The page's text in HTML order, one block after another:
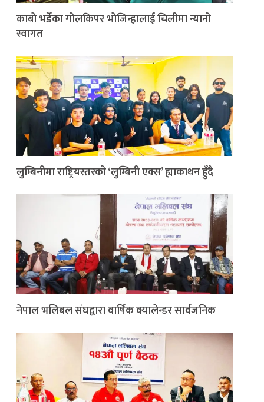
काबो भर्डेका गोलकिपर भोजिन्हालाई चिलीमा न्यानो
स्वागत
लुम्बिनीमा राष्ट्रियस्तरको ‘लुम्बिनी एक्स’ ह्याकाथन हुँदै
नेपाल भलिबल संघद्वारा वार्षिक क्यालेन्डर सार्वजनिक